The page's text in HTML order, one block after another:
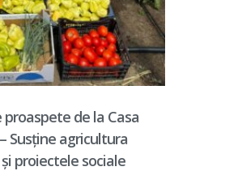
proaspete de la Casa
Susține agricultura
proiectele sociale